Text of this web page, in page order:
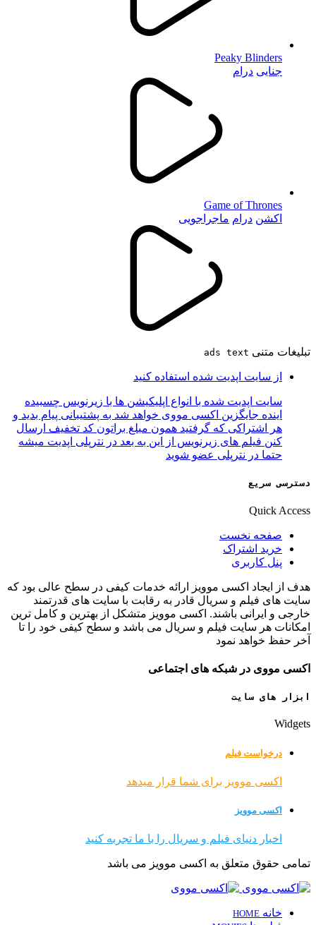
Peaky Blinders
جنایی درام
Game of Thrones
اکشن درام ماجراجویی
تبلیغات متنی ads text
از سایت اپدیت شده استفاده کنید
سایت اپدیت شده با انواع اپلیکیشن ها با زیرنویس چسبیده
اینده جایگزین اکسی مووی خواهد شد به پشتیبانی پیام بدید و
هر اشتراکی که گرفتید همون مبلغ براتون کد تخفیف ارسال
کنن فیلم های زیرنویس از این به بعد در نترپلی اپدیت میشه
حتما در نترپلی عضو شوید
دسترسی سریع
Quick Access
صفحه نخست
خرید اشتراک
پنل کاربری
هدف از ایجاد اکسی موویز ارائه خدمات کیفی در سطح عالی بود که
سایت های فیلم و سریال قادر به رقابت با سایت های قدرتمند
خارجی و ایرانی باشند. اکسی موویز متشکل از بهترین و کامل ترین
امکانات هر سایت فیلم و سریال می باشد و سطح کیفی خود را تا
آخر حفظ خواهد نمود
اکسی مووی در شبکه های اجتماعی
ابزار های سایت
Widgets
درخواست فیلم
اکسی موویز برای شما قرار میدهد
اکسی موویز
اخبار دنیای فیلم و سریال را با ما تجربه کنید
تمامی حقوق متعلق به اکسی موویز می باشد
خانه HOME